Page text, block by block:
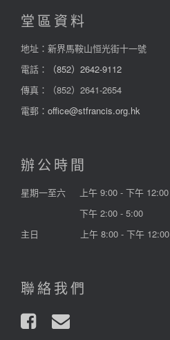
堂區資料
地址：新界馬鞍山恒光街十一號
電話：
（852）2642-9112
傳真：（852）2641-2654
電郵： office@stfrancis.org.hk
辦公時間
星期一至六
上午 9:00 - 下午 12:00
下午 2:00 - 5:00
主日
上午 8:00 - 下午 12:00
聯絡我們